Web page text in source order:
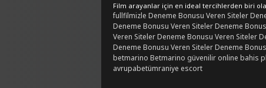
Film arayanlar için en ideal tercihlerden biri
fullfilmizle Deneme Bonusu Veren Siteler
Deneme Bonusu Veren SitelerDeneme
Veren SitelerDeneme Bonusu Veren Siteler
Deneme Bonusu Veren SitelerDeneme
betmarino Betmarino güvenilir online bahis
avrupabetümraniye escort